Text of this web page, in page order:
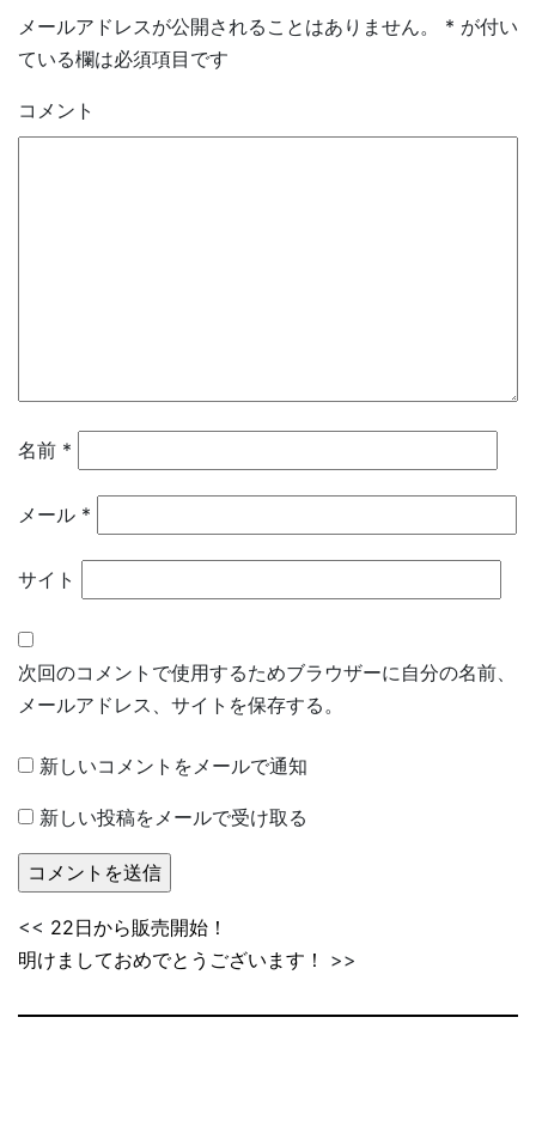
メールアドレスが公開されることはありません。 * が付い
ている欄は必須項目です
コメント
名前 *
メール *
サイト
次回のコメントで使用するためブラウザーに自分の名前、
メールアドレス、サイトを保存する。
新しいコメントをメールで通知
新しい投稿をメールで受け取る
<< 22日から販売開始！
明けましておめでとうございます！
>>